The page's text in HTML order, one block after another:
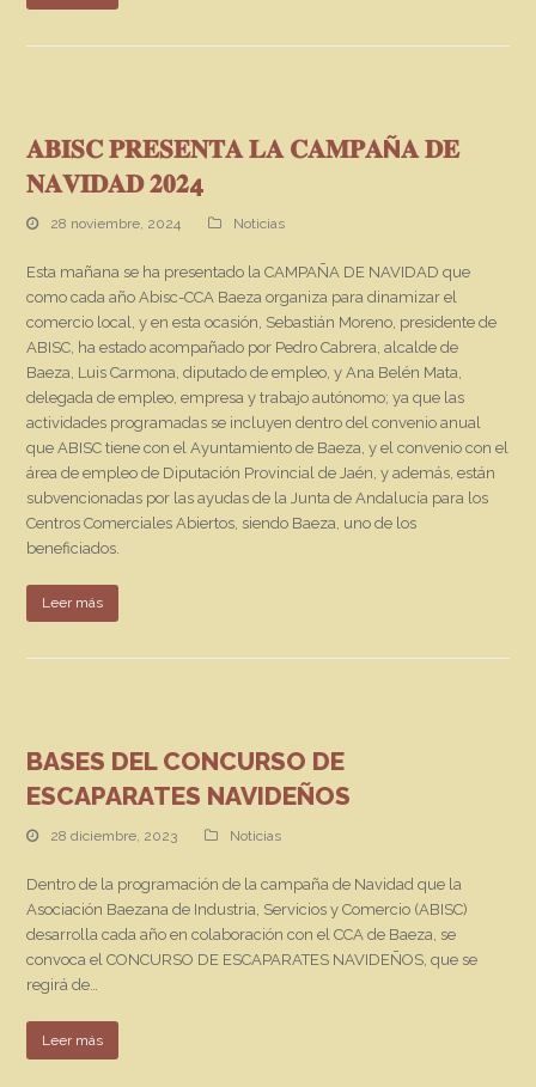
𝐀𝐁𝐈𝐒𝐂 𝐏𝐑𝐄𝐒𝐄𝐍𝐓𝐀 𝐋𝐀 𝐂𝐀𝐌𝐏𝐀Ñ𝐀 𝐃𝐄
𝐍𝐀𝐕𝐈𝐃𝐀𝐃 𝟐𝟎𝟐4
28 noviembre, 2024 Noticias
Esta mañana se ha presentado la CAMPAÑA DE NAVIDAD que
como cada año Abisc-CCA Baeza organiza para dinamizar el
comercio local, y en esta ocasión, Sebastián Moreno, presidente de
ABISC, ha estado acompañado por Pedro Cabrera, alcalde de
Baeza, Luis Carmona, diputado de empleo, y Ana Belén Mata,
delegada de empleo, empresa y trabajo autónomo; ya que las
actividades programadas se incluyen dentro del convenio anual
que ABISC tiene con el Ayuntamiento de Baeza, y el convenio con el
área de empleo de Diputación Provincial de Jaén, y además, están
subvencionadas por las ayudas de la Junta de Andalucía para los
Centros Comerciales Abiertos, siendo Baeza, uno de los
beneficiados.
Leer más
BASES DEL CONCURSO DE
ESCAPARATES NAVIDEÑOS
28 diciembre, 2023 Noticias
Dentro de la programación de la campaña de Navidad que la
Asociación Baezana de Industria, Servicios y Comercio (ABISC)
desarrolla cada año en colaboración con el CCA de Baeza, se
convoca el CONCURSO DE ESCAPARATES NAVIDEÑOS, que se
regirá de…
Leer más